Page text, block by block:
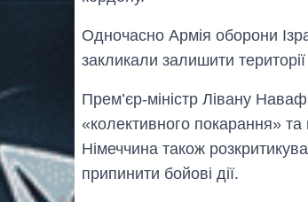
Одночасно Армія оборони
закликали залишити
Прем’єр-міністр Лівану
«колективного покарання»
Німеччина також
припинити бойові дії.